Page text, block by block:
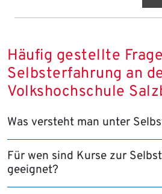
Häufig gestellte
Selbsterfahrung an
Volkshochschule
Was versteht man unter
Für wen sind Kurse zur
geeignet?